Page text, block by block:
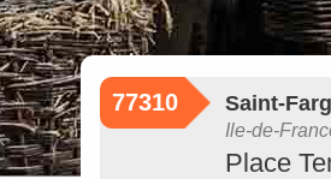
77310 Saint-
Ile-de-
Place